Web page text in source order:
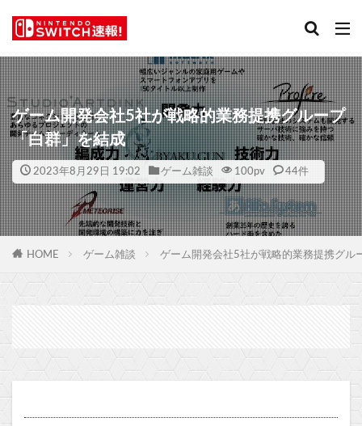
ゲーム開発会社5社が戦略的業務提携グループ
「白群」を結成
2023年8月29日 19:02 ゲーム雑談 100pv 44件
HOME ゲーム雑談 ゲーム開発会社5社が戦略的業務提携グル